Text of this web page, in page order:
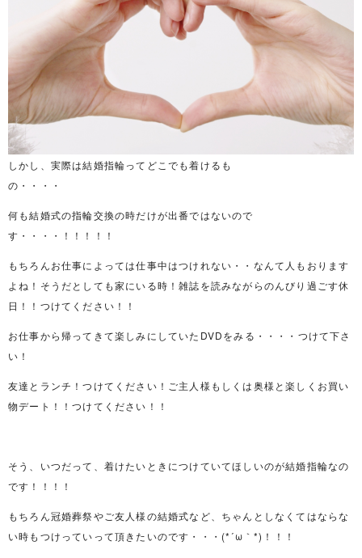
しかし、実際は結婚指輪ってどこでも着けるも
の・・・・
何も結婚式の指輪交換の時だけが出番ではないので
す・・・・！！！！！
もちろんお仕事によっては仕事中はつけれない・・なんて人もおります
よね！そうだとしても家にいる時！雑誌を読みながらのんびり過ごす休
日！！つけてください！！
お仕事から帰ってきて楽しみにしていたDVDをみる・・・・つけて下さ
い！
友達とランチ！つけてください！ご主人様もしくは奥様と楽しくお買い
物デート！！つけてください！！
そう、いつだって、着けたいときにつけていてほしいのが結婚指輪なの
です！！！！
もちろん冠婚葬祭やご友人様の結婚式など、ちゃんとしなくてはならな
い時もつけっていって頂きたいのです・・・(*´ω｀*)！！！